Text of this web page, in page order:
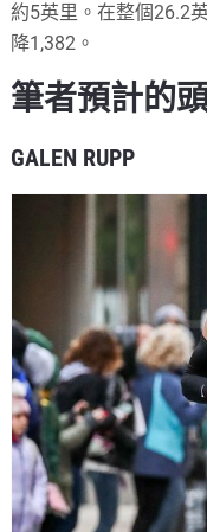
約5英里。在整個26.2
降1,382。
筆者預計的
GALEN RUPP